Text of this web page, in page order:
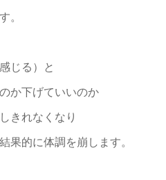
。
じる）と
か下げていいのか
きれなくなり
果的に体調を崩します。